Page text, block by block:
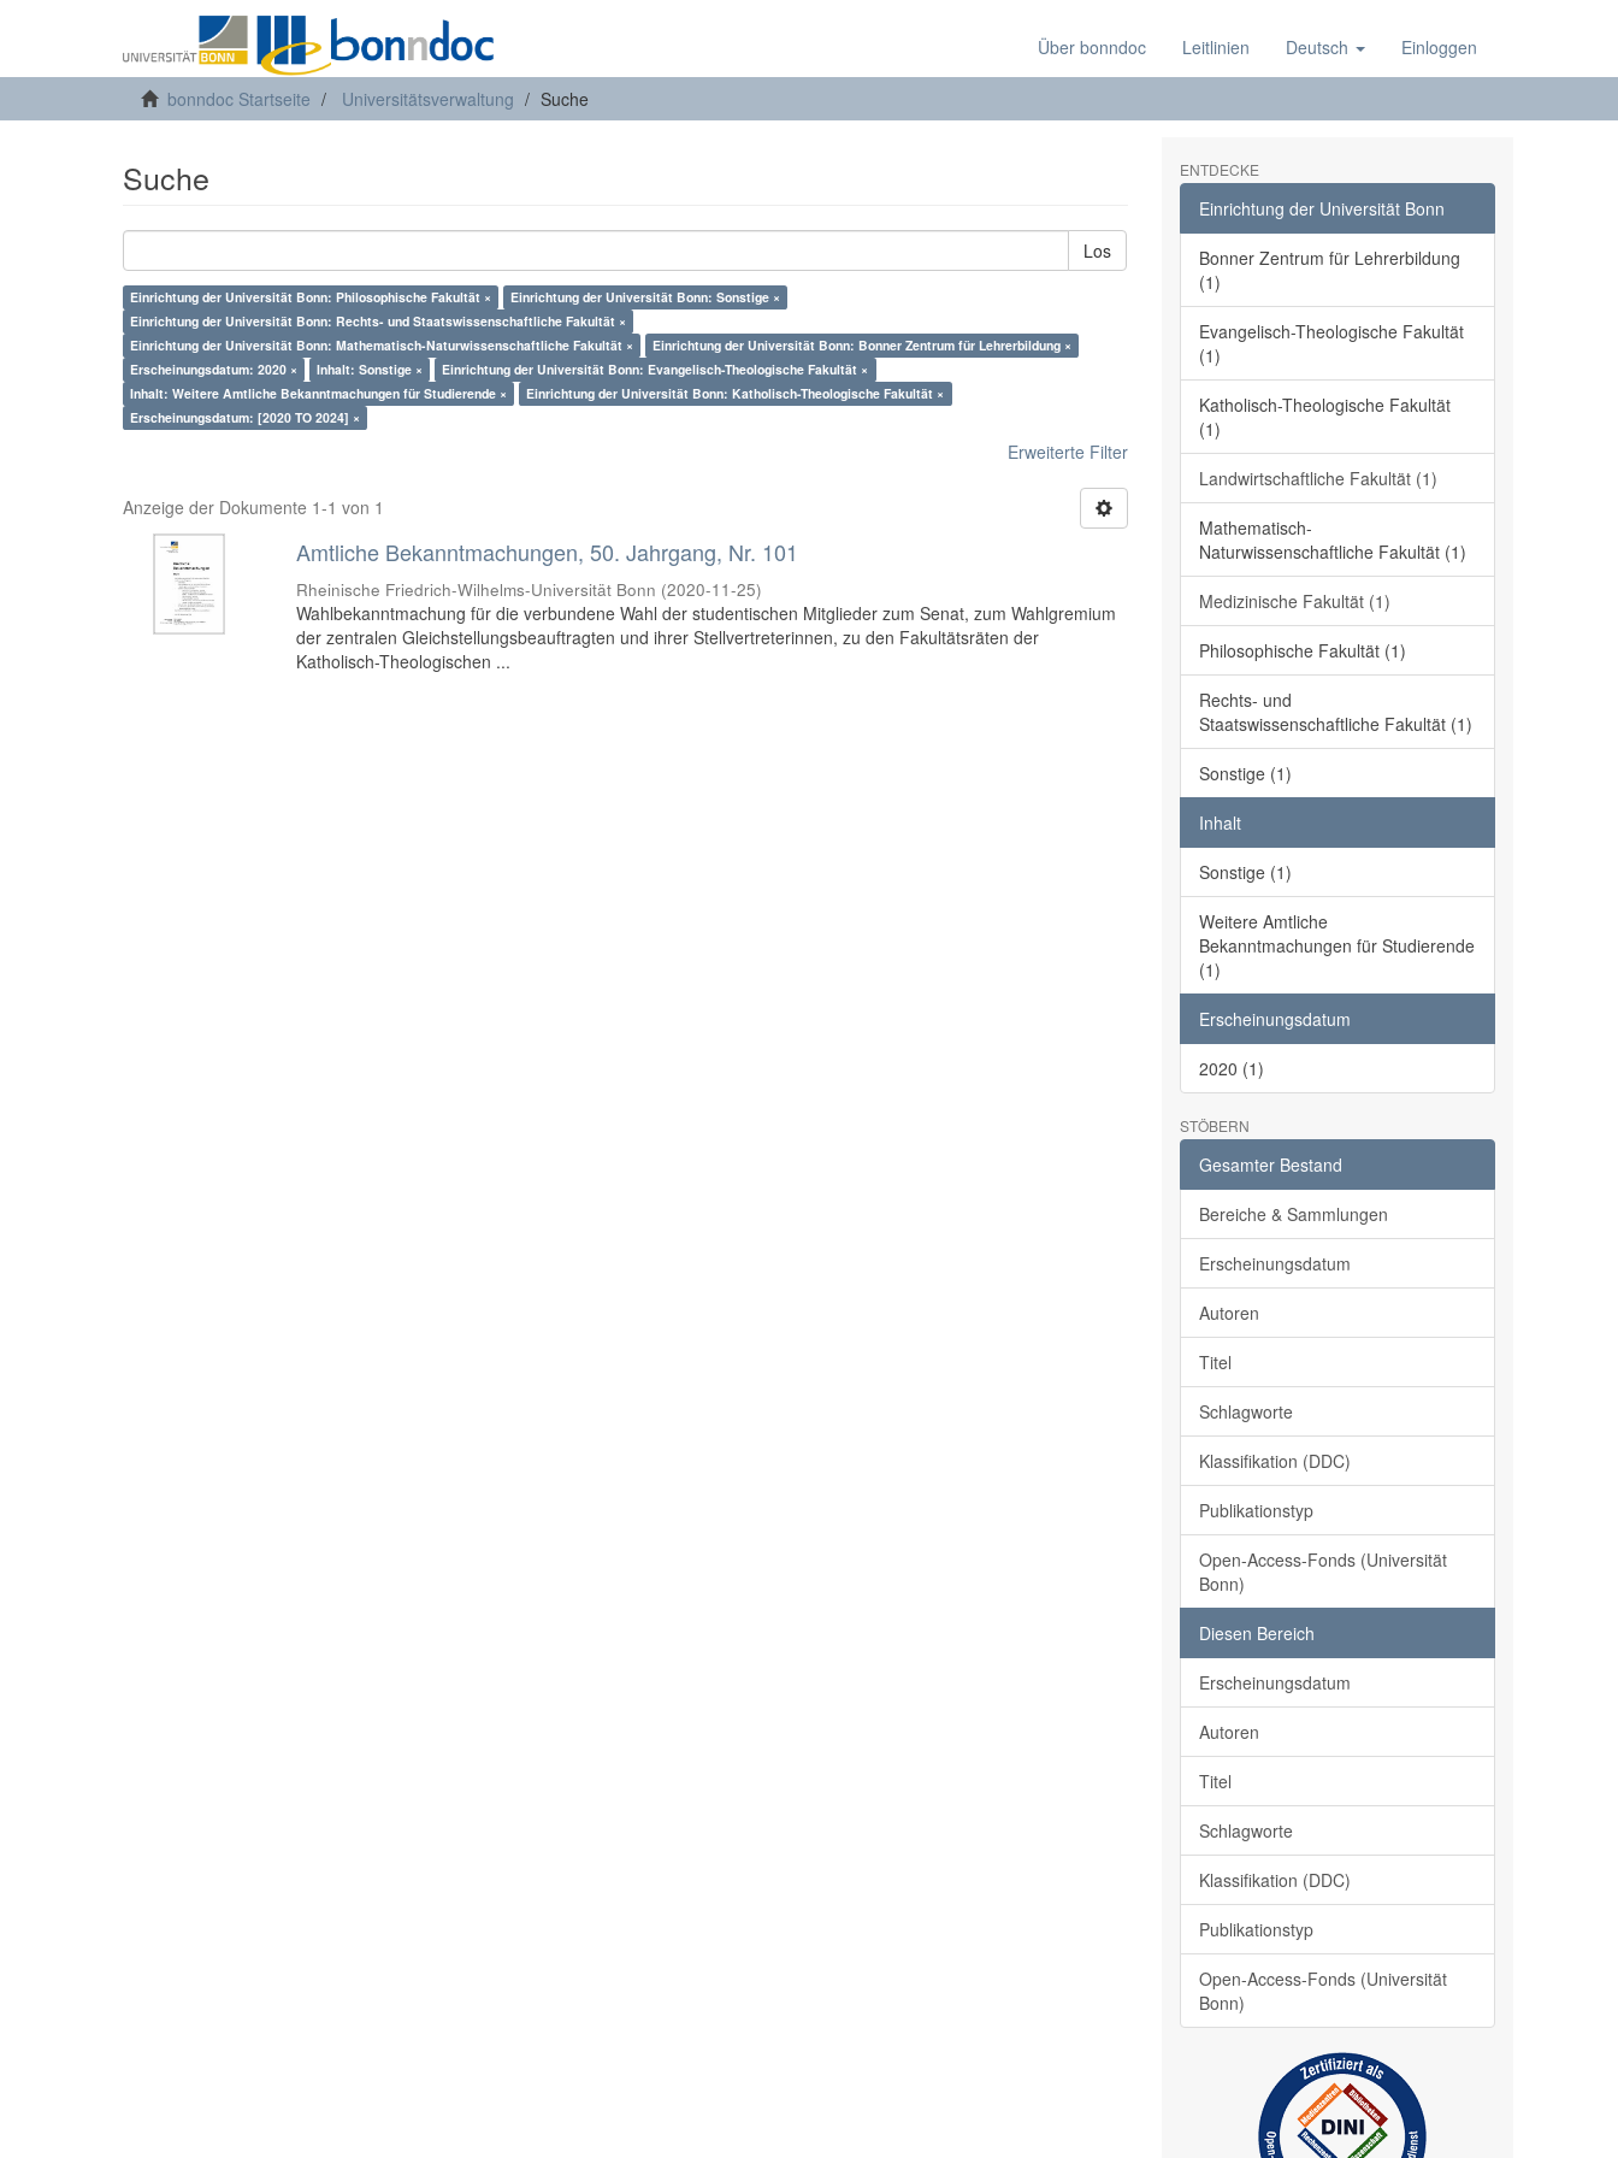
Über bonndoc Leitlinien Deutsch Einloggen
bonndoc Startseite Universitätsverwaltung Suche
Suche
Los
Einrichtung der Universität Bonn: Philosophische Fakultät ×
Einrichtung der Universität Bonn: Sonstige ×
Einrichtung der Universität Bonn: Rechts- und Staatswissenschaftliche Fakultät ×
Einrichtung der Universität Bonn: Mathematisch-Naturwissenschaftliche Fakultät ×
Einrichtung der Universität Bonn: Bonner Zentrum für Lehrerbildung ×
Erscheinungsdatum: 2020 ×
Inhalt: Sonstige ×
Einrichtung der Universität Bonn: Evangelisch-Theologische Fakultät ×
Inhalt: Weitere Amtliche Bekanntmachungen für Studierende ×
Einrichtung der Universität Bonn: Katholisch-Theologische Fakultät ×
Erscheinungsdatum: [2020 TO 2024] ×
Erweiterte Filter
Anzeige der Dokumente 1-1 von 1
Amtliche Bekanntmachungen, 50. Jahrgang, Nr. 101
Rheinische Friedrich-Wilhelms-Universität Bonn (2020-11-25)
Wahlbekanntmachung für die verbundene Wahl der studentischen Mitglieder zum Senat, zum Wahlgremium
der zentralen Gleichstellungsbeauftragten und ihrer Stellvertreterinnen, zu den Fakultätsräten der
Katholisch-Theologischen ...
ENTDECKE
Einrichtung der Universität Bonn
Bonner Zentrum für Lehrerbildung
(1)
Evangelisch-Theologische Fakultät
(1)
Katholisch-Theologische Fakultät
(1)
Landwirtschaftliche Fakultät (1)
Mathematisch-
Naturwissenschaftliche Fakultät (1)
Medizinische Fakultät (1)
Philosophische Fakultät (1)
Rechts- und
Staatswissenschaftliche Fakultät (1)
Sonstige (1)
Inhalt
Sonstige (1)
Weitere Amtliche
Bekanntmachungen für Studierende
(1)
Erscheinungsdatum
2020 (1)
STÖBERN
Gesamter Bestand
Bereiche & Sammlungen
Erscheinungsdatum
Autoren
Titel
Schlagworte
Klassifikation (DDC)
Publikationstyp
Open-Access-Fonds (Universität
Bonn)
Diesen Bereich
Erscheinungsdatum
Autoren
Titel
Schlagworte
Klassifikation (DDC)
Publikationstyp
Open-Access-Fonds (Universität
Bonn)